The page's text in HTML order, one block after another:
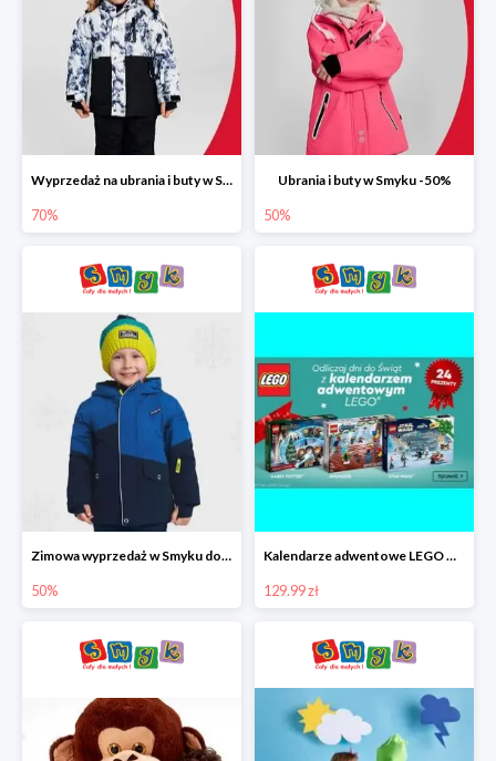
Wyprzedaż na ubrania i buty w Smyku do -70%
70%
Ubrania i buty w Smyku -50%
50%
Zimowa wyprzedaż w Smyku do -50%
50%
Kalendarze adwentowe LEGO w Smyku w super cenie
129.99 zł